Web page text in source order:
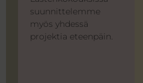
suunnittelemme
myös yhdessä
projektia eteenpäin.